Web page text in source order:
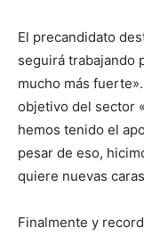
El precandidato
seguirá trabajando
mucho más
objetivo del sector
hemos tenido el
pesar de eso,
quiere nuevas
Finalmente y